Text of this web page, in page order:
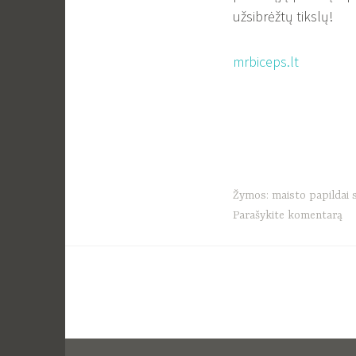
užsibrėžtų tikslų!
mrbiceps.lt
Žymos: maisto papildai
Parašykite komentarą